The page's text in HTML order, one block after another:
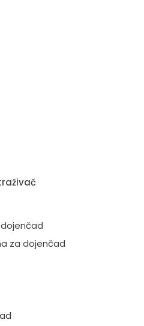
za dojenčad